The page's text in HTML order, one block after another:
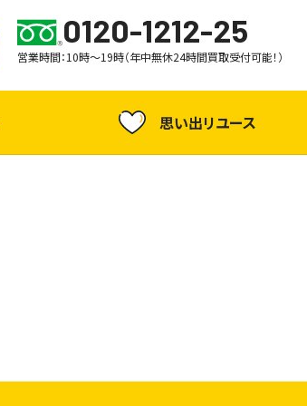
0120-1212-25
営業時間：10時～19時（年中無休24時間買取受付可能！）
思い出リユース